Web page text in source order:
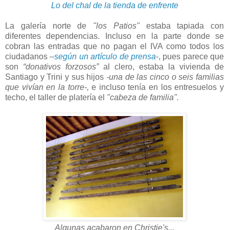
Lo del chal de la tienda de enfrente
La galería norte de "los Patios"estaba tapiada con
diferentes dependencias. Incluso en la parte donde se
cobran las entradas que no pagan el IVA como todos los
ciudadanos–según un artículo de prensa-, pues parece que
son “donativos forzosos”al clero, estaba la vivienda de
Santiago y Trini y sus hijos -una de las cinco o seis familias
que vivían en la torre-, e incluso tenía en los entresuelos y
techo, el taller de platería el "cabeza de familia".
Algunas acabaron en Christie's...